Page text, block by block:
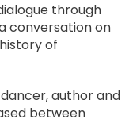
through
conversation on
of
author and
between